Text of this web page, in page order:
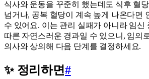
식사와 운동을 꾸준히 했는데도 식후 혈
넘거나, 공복 혈당이 계속 높게 나온다면
수 있어요. 이는 관리 실패가 아니라 임신
따른 자연스러운 경과일 수 있으니, 임의
의사와 상의해 다음 단계를 결정하세요.
✨ 정리하면#